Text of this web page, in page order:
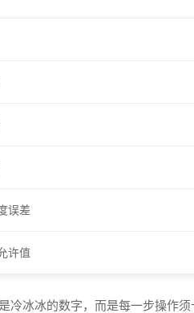
误差
许值
冷冰冰的数字，而是每一步操作